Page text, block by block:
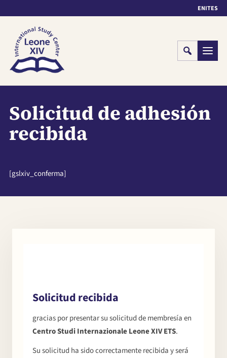
ENITES
Cerca Menu
Solicitud de adhesión
recibida
[gslxiv_conferma]
Solicitud recibida
gracias por presentar su solicitud de membresía en
Centro Studi Internazionale Leone XIV ETS.
Su solicitud ha sido correctamente recibida y será